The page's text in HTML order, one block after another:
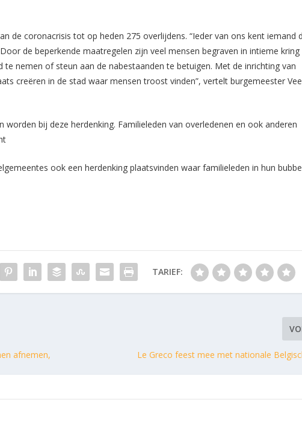
de coronacrisis tot op heden 275 overlijdens. “Ieder van ons kent iemand
de beperkende maatregelen zijn veel mensen begraven in intieme kring
te nemen of steun aan de nabestaanden te betuigen. Met de inrichting van
creëren in de stad waar mensen troost vinden”, vertelt burgemeester
bij deze herdenking. Familieleden van overledenen en ook anderen
ook een herdenking plaatsvinden waar familieleden in hun
TARIEF:
afnemen, Le Greco feest mee met nationale